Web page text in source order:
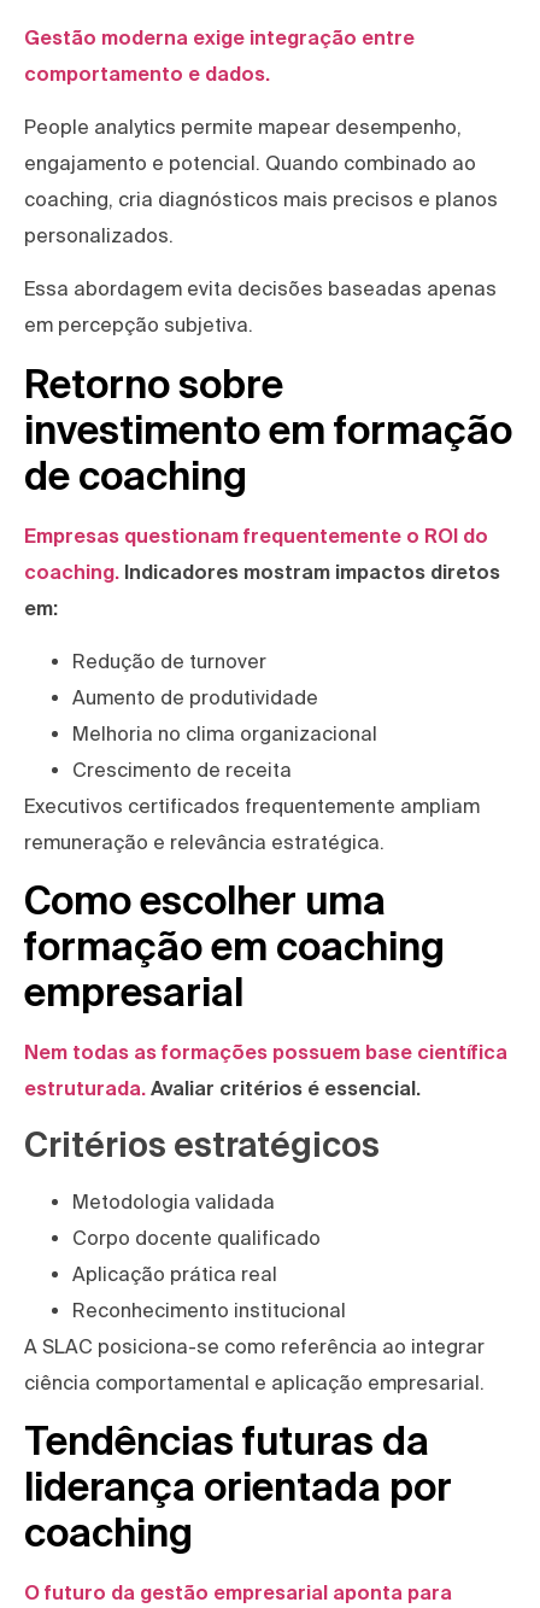
Gestão moderna exige integração entre
comportamento e dados.
People analytics permite mapear desempenho,
engajamento e potencial. Quando combinado ao
coaching, cria diagnósticos mais precisos e planos
personalizados.
Essa abordagem evita decisões baseadas apenas
em percepção subjetiva.
Retorno sobre
investimento em formação
de coaching
Empresas questionam frequentemente o ROI do
coaching. Indicadores mostram impactos diretos
em:
Redução de turnover
Aumento de produtividade
Melhoria no clima organizacional
Crescimento de receita
Executivos certificados frequentemente ampliam
remuneração e relevância estratégica.
Como escolher uma
formação em coaching
empresarial
Nem todas as formações possuem base científica
estruturada. Avaliar critérios é essencial.
Critérios estratégicos
Metodologia validada
Corpo docente qualificado
Aplicação prática real
Reconhecimento institucional
A SLAC posiciona-se como referência ao integrar
ciência comportamental e aplicação empresarial.
Tendências futuras da
liderança orientada por
coaching
O futuro da gestão empresarial aponta para